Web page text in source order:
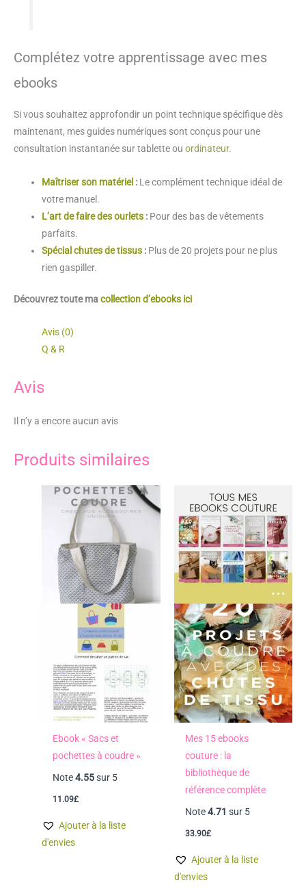
Complétez votre apprentissage avec mes
ebooks
Si vous souhaitez approfondir un point technique spécifique dès
maintenant, mes guides numériques sont conçus pour une
consultation instantanée sur tablette ou ordinateur.
Maîtriser son matériel : Le complément technique idéal de
votre manuel.
L’art de faire des ourlets : Pour des bas de vêtements
parfaits.
Spécial chutes de tissus : Plus de 20 projets pour ne plus
rien gaspiller.
Découvrez toute macollection d’ebooks ici
Avis (0)
Q & R
Avis
Il n’y a encore aucun avis
Produits similaires
Ebook « Sacs et
pochettes à coudre »
Note4.55sur 5
11.09£
Ajouter à la liste
d'envies
Mes 15 ebooks
couture : la
bibliothèque de
référence complète
Note4.71 sur 5
33.90£
Ajouter à la liste
d'envies